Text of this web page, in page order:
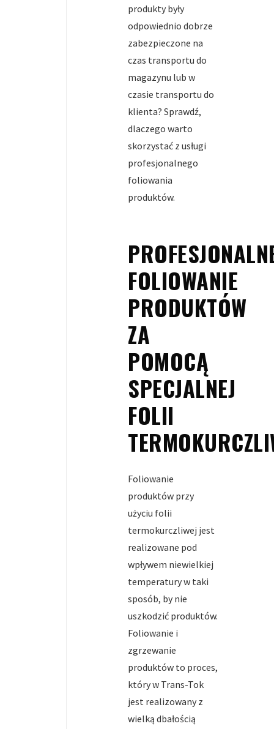
produkty były
odpowiednio dobrze
zabezpieczone na
czas transportu do
magazynu lub w
czasie transportu do
klienta? Sprawdź,
dlaczego warto
skorzystać z usługi
profesjonalnego
foliowania
produktów.
FOLIOWANIE
PRODUKTÓW
ZA
POMOCĄ
SPECJALNEJ
FOLII
Foliowanie
produktów przy
użyciu folii
termokurczliwej jest
realizowane pod
wpływem niewielkiej
temperatury w taki
sposób, by nie
uszkodzić produktów.
Foliowanie i
zgrzewanie
produktów to proces,
który w Trans-Tok
jest realizowany z
wielką dbałością